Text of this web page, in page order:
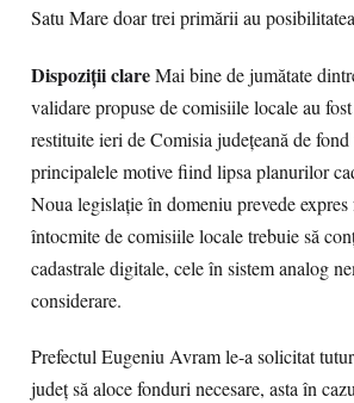
Satu Mare doar trei primării au
Dispoziţii clareMai bine de jumătate
validare propuse de comisiile locale au
restituite ieri de Comisia judeţeană de
principalele motive fiind lipsa planurilor
Noua legislaţie în domeniu prevede
întocmite de comisiile locale trebuie să
cadastrale digitale, cele în sistem analog
considerare.
Prefectul Eugeniu Avram le-a solicitat
judeţ să aloce fonduri necesare, asta în